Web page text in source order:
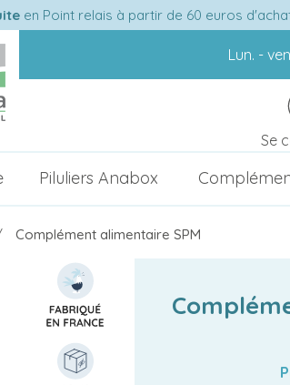
en Point relais à partir de 60 euros
Lun. -
Se
Piluliers Anabox
Complément alimentaire SPM